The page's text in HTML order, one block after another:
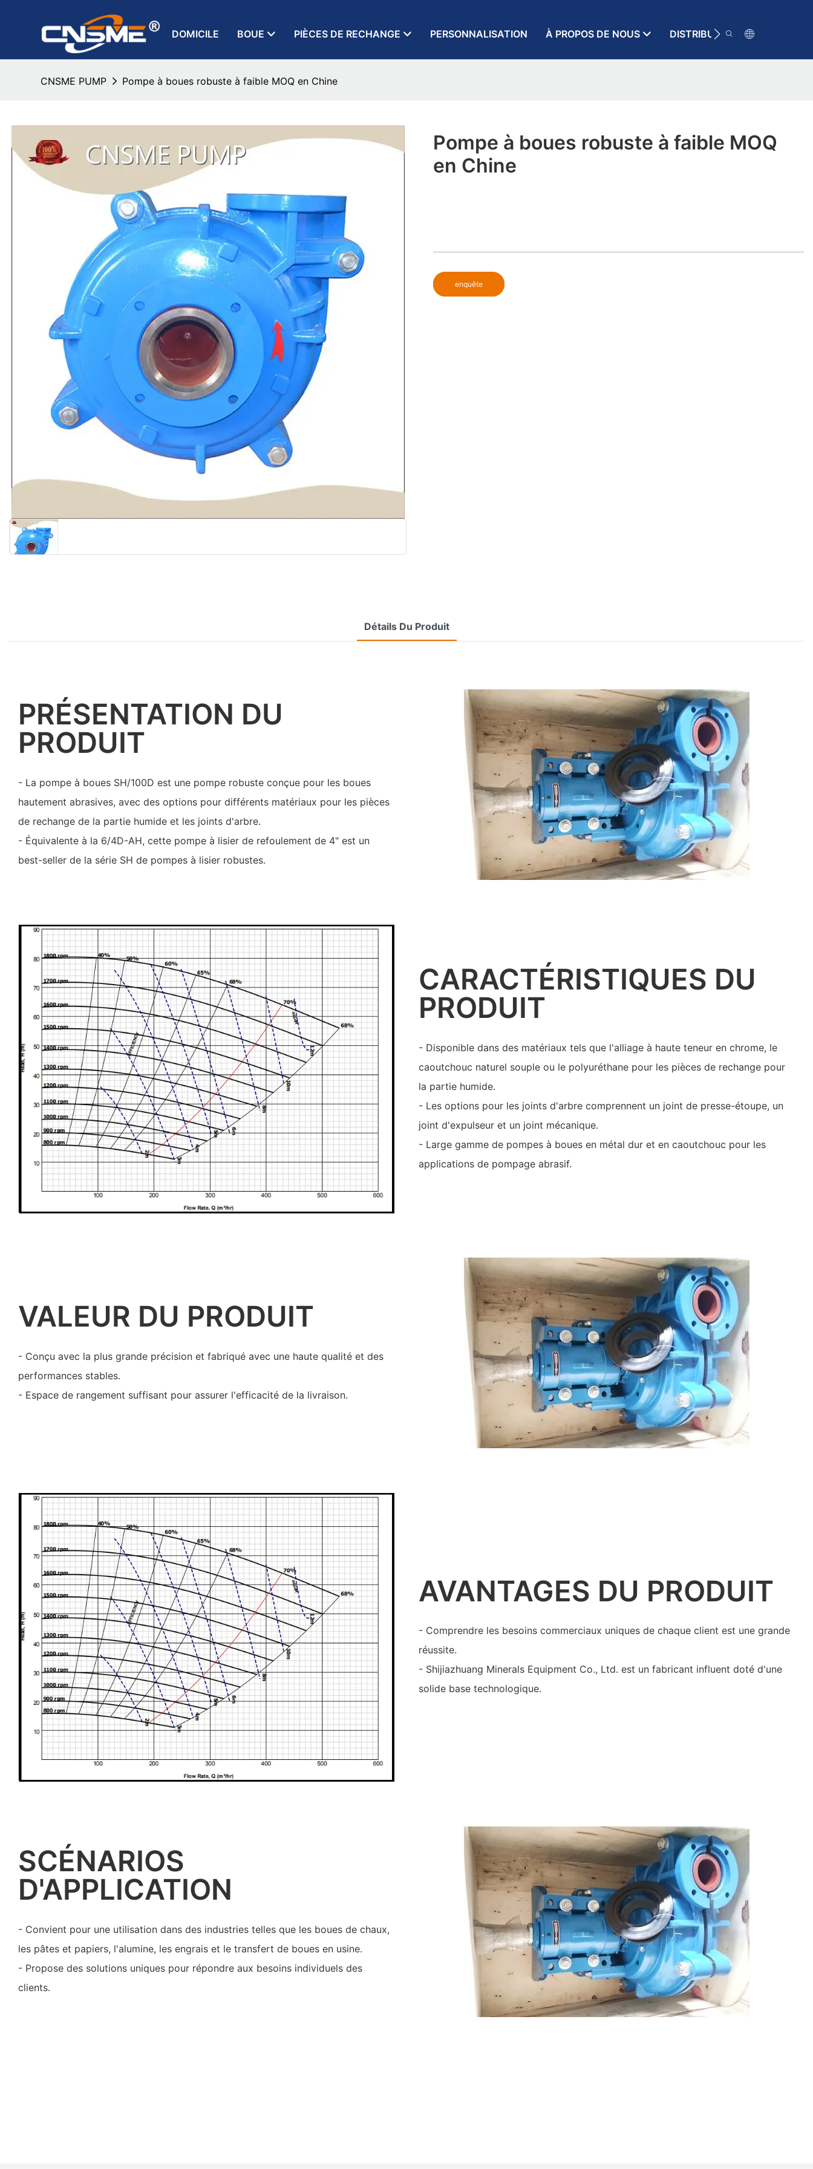
DOMICILE BOUE PIÈCES DE RECHANGE PERSONNALISATION À PROPOS DE NOUS DISTRIBUTEUR
CNSME PUMP Pompe à boues robuste à faible MOQ en Chine
Pompe à boues robuste à faible MOQ
en Chine
enquête
Détails Du Produit
PRÉSENTATION DU
PRODUIT
- La pompe à boues SH/100D est une pompe robuste conçue pour les boues
hautement abrasives, avec des options pour différents matériaux pour les pièces
de rechange de la partie humide et les joints d'arbre.
- Équivalente à la 6/4D-AH, cette pompe à lisier de refoulement de 4" est un
best-seller de la série SH de pompes à lisier robustes.
CARACTÉRISTIQUES DU
PRODUIT
- Disponible dans des matériaux tels que l'alliage à haute teneur en chrome, le
caoutchouc naturel souple ou le polyuréthane pour les pièces de rechange pour
la partie humide.
- Les options pour les joints d'arbre comprennent un joint de presse-étoupe, un
joint d'expulseur et un joint mécanique.
- Large gamme de pompes à boues en métal dur et en caoutchouc pour les
applications de pompage abrasif.
VALEUR DU PRODUIT
- Conçu avec la plus grande précision et fabriqué avec une haute qualité et des
performances stables.
- Espace de rangement suffisant pour assurer l'efficacité de la livraison.
AVANTAGES DU PRODUIT
- Comprendre les besoins commerciaux uniques de chaque client est une grande
réussite.
- Shijiazhuang Minerals Equipment Co., Ltd. est un fabricant influent doté d'une
solide base technologique.
SCÉNARIOS
D'APPLICATION
- Convient pour une utilisation dans des industries telles que les boues de chaux,
les pâtes et papiers, l'alumine, les engrais et le transfert de boues en usine.
- Propose des solutions uniques pour répondre aux besoins individuels des
clients.